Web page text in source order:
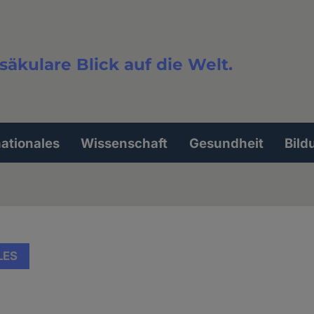
Blick auf die Welt.
Wissenschaft Gesundheit